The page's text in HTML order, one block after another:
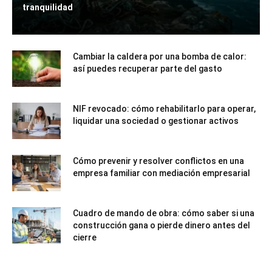
tranquilidad
Cambiar la caldera por una bomba de calor:
así puedes recuperar parte del gasto
NIF revocado: cómo rehabilitarlo para operar,
liquidar una sociedad o gestionar activos
Cómo prevenir y resolver conflictos en una
empresa familiar con mediación empresarial
Cuadro de mando de obra: cómo saber si una
construcción gana o pierde dinero antes del
cierre